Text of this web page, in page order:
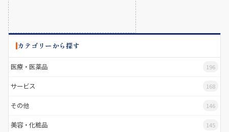
カテゴリーから探す
医療・医薬品 196
サービス 168
その他 146
美容・化粧品 145